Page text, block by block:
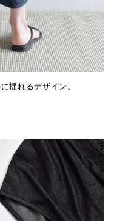
揺れるデザイン。